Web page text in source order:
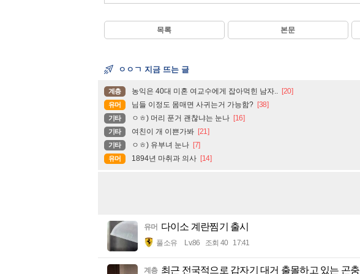
목록 본문
ㅇㅇㄱ 지금 뜨는 글
계층 농익은 40대 미혼 여교수에게 잡아먹힌 남자.. [20]
유머 님들 이정도 몸매면 사귀는거 가능함? [38]
기타 ㅇㅎ) 머리 푼거 괜찮냐는 눈나 [16]
기타 여친이 개 이쁜가봐 [21]
기타 ㅇㅎ) 유부녀 눈나 [7]
유머 1894년 마취과 의사 [14]
유머 다이소 계란찜기 출시
풀소유 Lv.86 조회 40 17:41
계층 최근 전국적으로 갑자기 대거 출몰하고 있는 곤충